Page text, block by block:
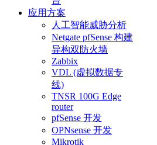
应用方案
人工智能威胁分析
Netgate pfSense 构建
异构双防火墙
Zabbix
VDL (虚拟数据专
线)
TNSR 100G Edge
router
pfSense 开发
OPNsense 开发
Mikrotik